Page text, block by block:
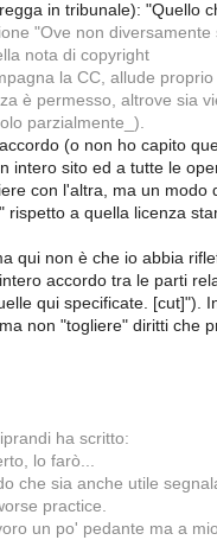
in tribunale): "Quello
"Ove non
nota di copyright
la CC, allude
è permesso, altrove sia
parzialmente_).
(o non ho capito
intero sito ed a tutte le
con l'altra, ma un
rispetto a quella licenza
qui non è che io abbia
accordo tra le parti
qui specificate. [cut]").
non "togliere" diritti che
ha scritto:
lo farò...
che sia anche utile
practice.
un po' pedante ma a